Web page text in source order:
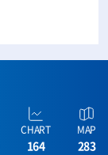
CHART
164
MAP
283